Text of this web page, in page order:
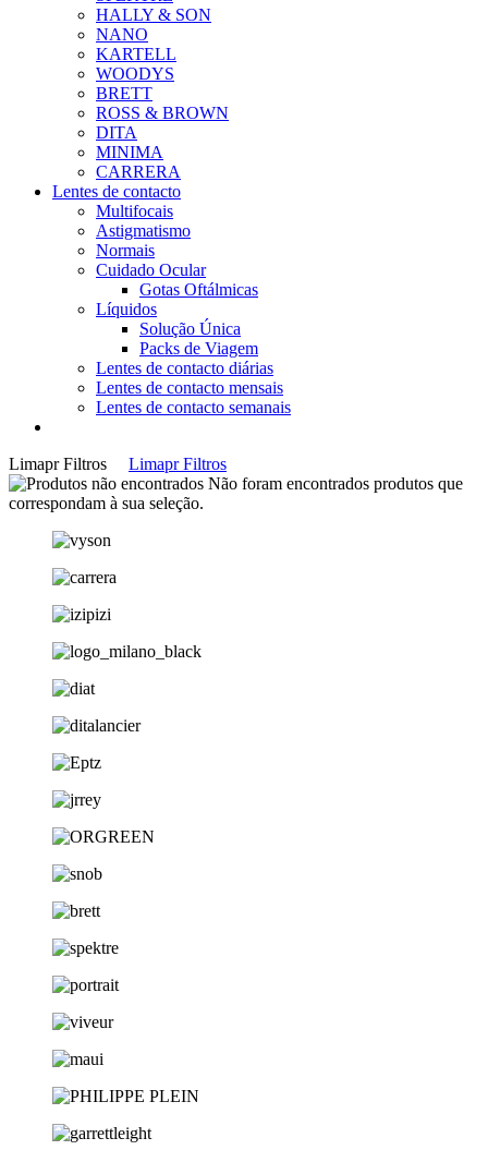
HALLY & SON
NANO
KARTELL
WOODYS
BRETT
ROSS & BROWN
DITA
MINIMA
CARRERA
Lentes de contacto
Multifocais
Astigmatismo
Normais
Cuidado Ocular
Gotas Oftálmicas
Líquidos
Solução Única
Packs de Viagem
Lentes de contacto diárias
Lentes de contacto mensais
Lentes de contacto semanais
Limapr Filtros
Limapr Filtros
Não foram encontrados produtos que
correspondam à sua seleção.